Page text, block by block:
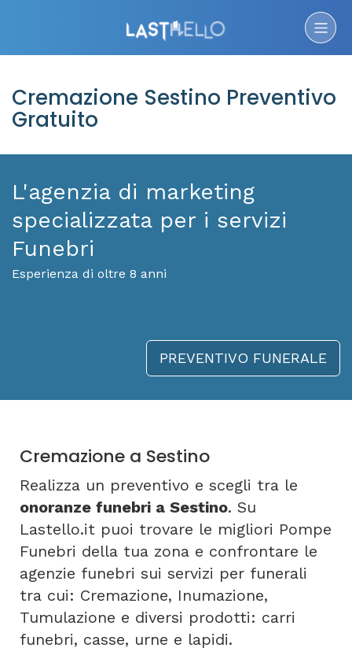
Cremazione Sestino Preventivo
Gratuito
L'agenzia di marketing
specializzata per i servizi
Funebri
Esperienza di oltre 8 anni
PREVENTIVO FUNERALE
Cremazione a Sestino
Realizza un preventivo e scegli tra le
onoranze funebri a Sestino. Su
Lastello.it puoi trovare le migliori Pompe
Funebri della tua zona e confrontare le
agenzie funebri sui servizi per funerali
tra cui: Cremazione, Inumazione,
Tumulazione e diversi prodotti: carri
funebri, casse, urne e lapidi.